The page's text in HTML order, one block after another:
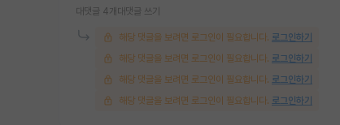
대댓글 4개 대댓글 쓰기
해당 댓글을 보려면 로그인이 필요합니다. 로그인하기
해당 댓글을 보려면 로그인이 필요합니다. 로그인하기
해당 댓글을 보려면 로그인이 필요합니다. 로그인하기
해당 댓글을 보려면 로그인이 필요합니다. 로그인하기